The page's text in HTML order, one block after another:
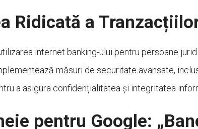
Ridicată a
internet banking-ului pentru persoane
măsuri de securitate avansate,
a asigura confidențialitatea și integritatea
pentru Google: